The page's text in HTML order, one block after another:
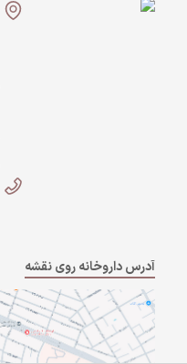
آدرس داروخانه روی نقشه